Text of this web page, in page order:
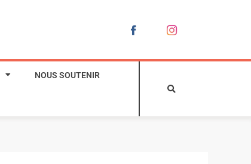
NOUS SOUTENIR